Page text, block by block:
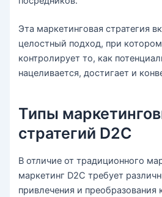
Эта маркетинговая стратегия
целостный подход, при
контролирует то, как
нацеливается, достигает и
Типы
стратегий D2C
В отличие от традиционного
маркетинг D2C требует
привлечения и преобразования